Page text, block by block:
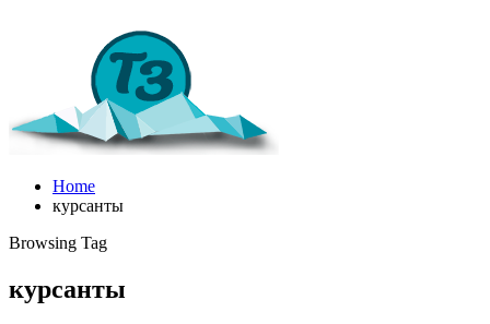
Home
курсанты
Browsing Tag
курсанты